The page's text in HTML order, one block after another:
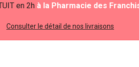
en 2h à la Pharmacie des
Consulter le détail de nos livraisons